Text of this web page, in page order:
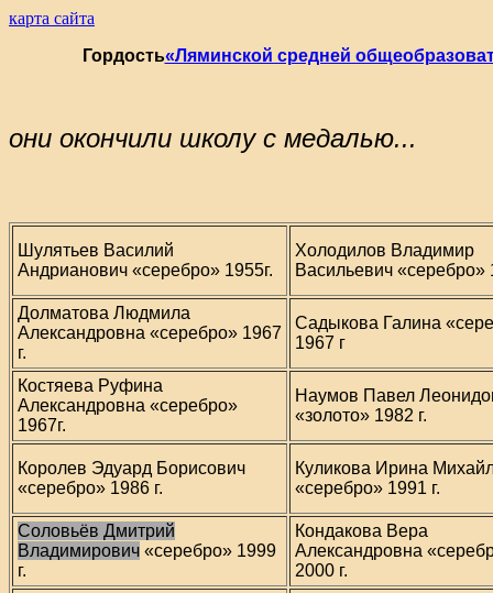
карта сайта
Гордость«Ляминской средней
они окончили школу с медалью...
Шулятьев Василий
Андрианович «серебро» 1955г.
Холодилов Владимир
Васильевич «серебро»
Долматова Людмила
Александровна «серебро» 1967
г.
Садыкова Галина
1967 г
Костяева Руфина
Александровна «серебро»
1967г.
Наумов Павел
«золото» 1982 г.
Королев Эдуард Борисович
«серебро» 1986 г.
Куликова Ирина
«серебро» 1991 г.
Соловьёв Дмитрий
Владимирович «серебро» 1999
г.
Кондакова Вера
Александровна
2000 г.